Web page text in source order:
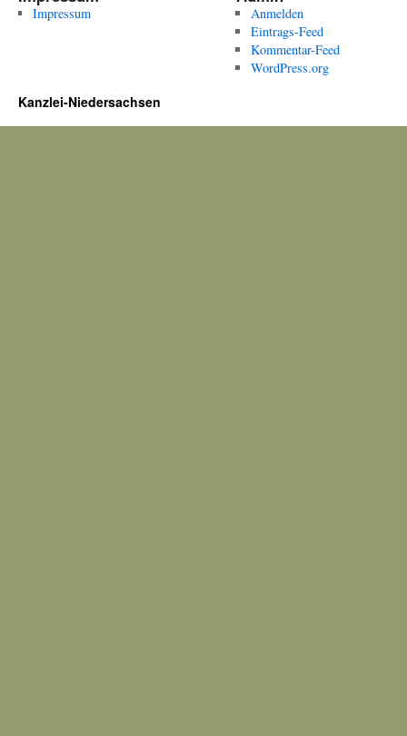
Impressum
Anmelden
Eintrags-Feed
Kommentar-Feed
WordPress.org
Kanzlei-Niedersachsen